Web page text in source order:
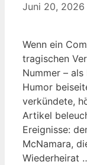
Juni 20, 2026
Wenn ein
tragischen
Nummer –
Humor
verkündete,
Artikel
Ereignisse:
McNamara,
Wiederheirat